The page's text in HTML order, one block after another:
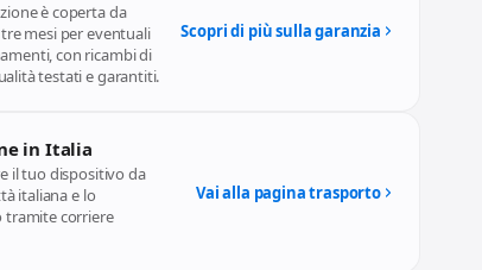
è coperta da
mesi per eventuali
con ricambi di
testati e garantiti.
Scopri di più sulla garanzia
in Italia
il tuo dispositivo da
italiana e lo
tramite corriere
Vai alla pagina trasporto